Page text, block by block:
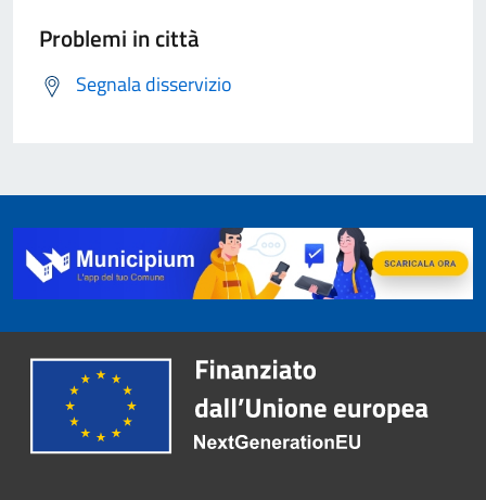
Problemi in città
Segnala disservizio